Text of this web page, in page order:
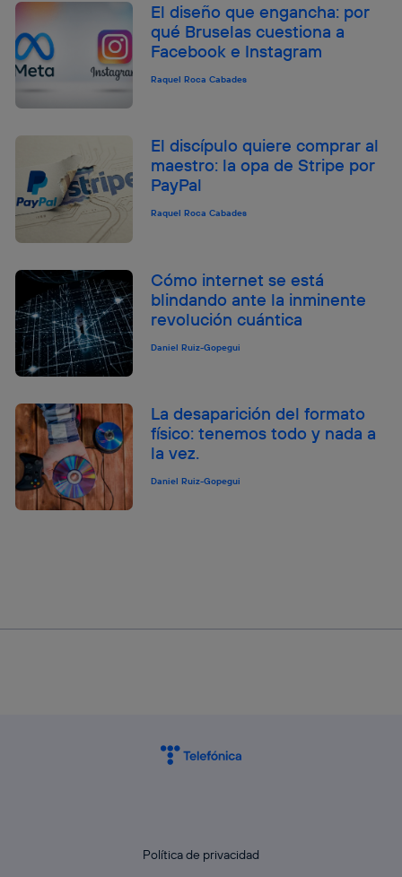
El diseño que engancha: por
qué Bruselas cuestiona a
Facebook e Instagram
Raquel Roca Cabades
El discípulo quiere comprar al
maestro: la opa de Stripe por
PayPal
Raquel Roca Cabades
Cómo internet se está
blindando ante la inminente
revolución cuántica
Daniel Ruiz-Gopegui
La desaparición del formato
físico: tenemos todo y nada a
la vez.
Daniel Ruiz-Gopegui
Política de privacidad